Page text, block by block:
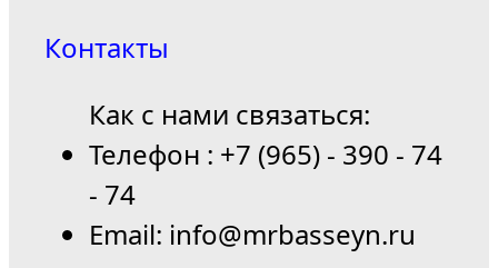
Контакты
Как с нами связаться:
Телефон : +7 (965) - 390 - 74
- 74
Email: info@mrbasseyn.ru